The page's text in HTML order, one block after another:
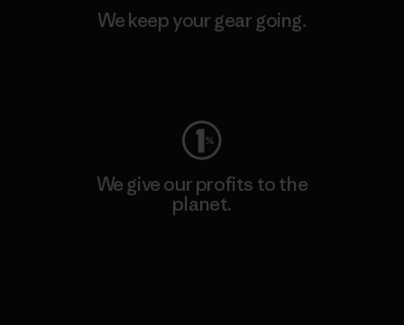
We keep your gear going.
We give our profits to the
planet.